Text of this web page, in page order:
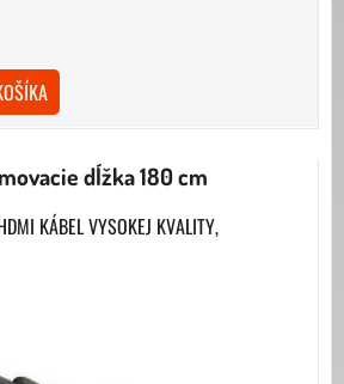
dĺžka 180 cm
KÁBEL VYSOKEJ KVALITY,